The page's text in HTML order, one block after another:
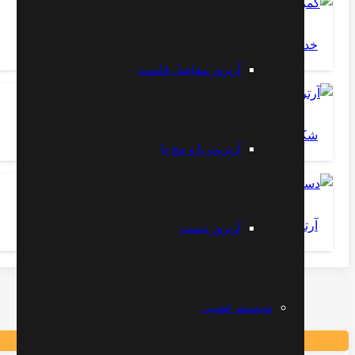
آرتروز مفاصل فاست
آرتریت پا و مچ پا
آرتروز دست
سیستم عصبی
خداحافظی با کمر درد – تمرین شماره ۱
شکستگی بازو
آرتروز مفاصل دست